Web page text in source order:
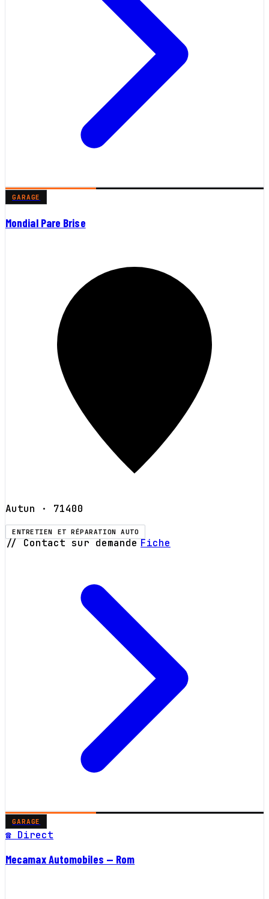
GARAGE
Mondial Pare Brise
Autun · 71400
ENTRETIEN ET RÉPARATION AUTO
// Contact sur demande Fiche
GARAGE
☎ Direct
Mecamax Automobiles — Rom